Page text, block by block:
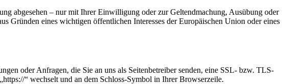
abgesehen – nur mit Ihrer Einwilligung oder zur Geltendmachung, Ausübung oder
Gründen eines wichtigen öffentlichen Interesses der Europäischen Union oder eines
oder Anfragen, die Sie an uns als Seitenbetreiber senden, eine SSL- bzw. TLS-
“ wechselt und an dem Schloss-Symbol in Ihrer Browserzeile.